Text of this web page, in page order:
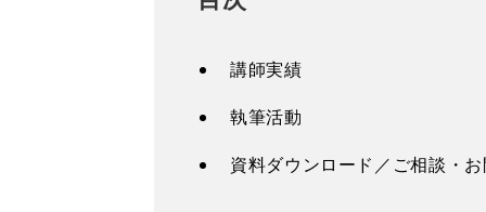
講師実績
執筆活動
資料ダウンロード／ご相談・